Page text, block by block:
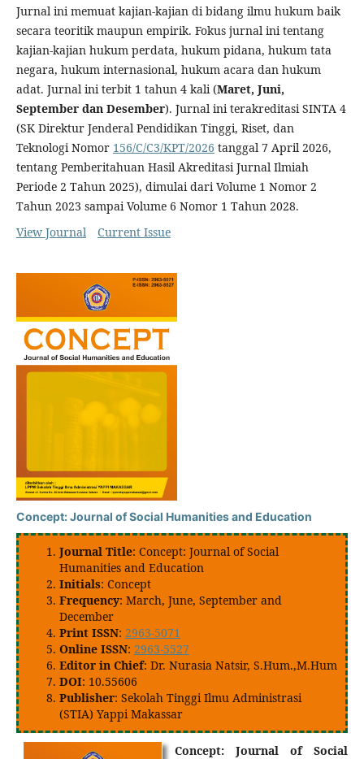
Jurnal ini memuat kajian-kajian di bidang ilmu hukum baik
secara teoritik maupun empirik. Fokus jurnal ini tentang
kajian-kajian hukum perdata, hukum pidana, hukum tata
negara, hukum internasional, hukum acara dan hukum
adat. Jurnal ini terbit 1 tahun 4 kali (Maret, Juni,
September dan Desember). Jurnal ini terakreditasi SINTA 4
(SK Direktur Jenderal Pendidikan Tinggi, Riset, dan
Teknologi Nomor 156/C/C3/KPT/2026 tanggal 7 April 2026,
tentang Pemberitahuan Hasil Akreditasi Jurnal Ilmiah
Periode 2 Tahun 2025), dimulai dari Volume 1 Nomor 2
Tahun 2023 sampai Volume 6 Nomor 1 Tahun 2028.
View Journal
Current Issue
Concept: Journal of Social Humanities and Education
Journal Title: Concept: Journal of Social
Humanities and Education
Initials: Concept
Frequency: March, June, September and
December
Print ISSN: 2963-5071
Online ISSN: 2963-5527
Editor in Chief: Dr. Nurasia Natsir, S.Hum.,M.Hum
DOI: 10.55606
Publisher: Sekolah Tinggi Ilmu Administrasi
(STIA) Yappi Makassar
Concept: Journal of Social